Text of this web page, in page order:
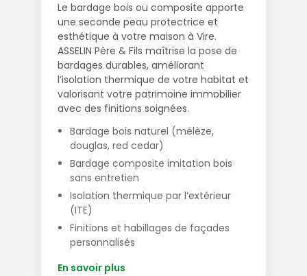
Le bardage bois ou composite apporte
une seconde peau protectrice et
esthétique à votre maison à Vire.
ASSELIN Père & Fils maîtrise la pose de
bardages durables, améliorant
l’isolation thermique de votre habitat et
valorisant votre patrimoine immobilier
avec des finitions soignées.
Bardage bois naturel (mélèze,
douglas, red cedar)
Bardage composite imitation bois
sans entretien
Isolation thermique par l’extérieur
(ITE)
Finitions et habillages de façades
personnalisés
En savoir plus